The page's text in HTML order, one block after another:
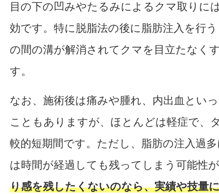
目の下の凹みやたるみによるクマ取りに
効です。特に脱脂法の後に脂肪注入を行
の間の溝が解消されてクマを目立たなく
す。
なお、施術後は痛みや腫れ、内出血とい
こともありますが、ほとんどは軽症で、
較的短期間です。ただし、脂肪の注入過
は時間が経過しても残ってしまう可能性
り感を残したくないのなら、実績や技量